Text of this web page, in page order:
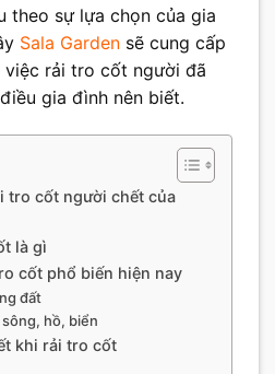
theo sự lựa chọn của gia
Sala Garden sẽ cung cấp
rải tro cốt người đã
gia đình nên biết.
tro cốt người chết của
là gì
cốt phổ biến hiện nay
đất
hồ, biển
khi rải tro cốt